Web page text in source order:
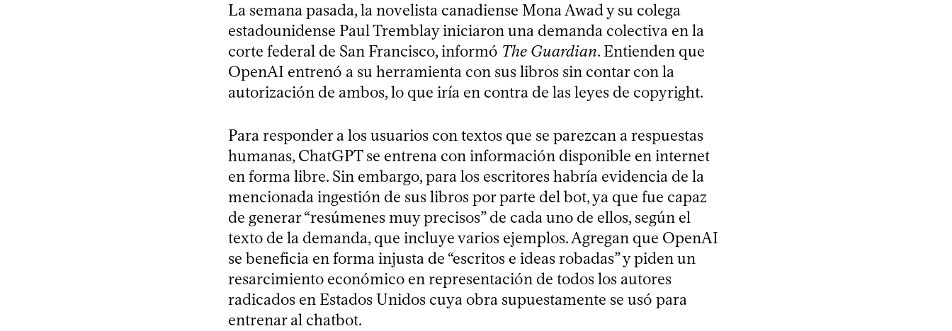
La semana pasada, la novelista canadiense Mona Awad y su colega
estadounidense Paul Tremblay iniciaron una demanda colectiva en la
corte federal de San Francisco, informó The Guardian. Entienden que
OpenAI entrenó a su herramienta con sus libros sin contar con la
autorización de ambos, lo que iría en contra de las leyes de copyright.
Para responder a los usuarios con textos que se parezcan a respuestas
humanas, ChatGPT se entrena con información disponible en internet
en forma libre. Sin embargo, para los escritores habría evidencia de la
mencionada ingestión de sus libros por parte del bot, ya que fue capaz
de generar “resúmenes muy precisos” de cada uno de ellos, según el
texto de la demanda, que incluye varios ejemplos. Agregan que OpenAI
se beneficia en forma injusta de “escritos e ideas robadas” y piden un
resarcimiento económico en representación de todos los autores
radicados en Estados Unidos cuya obra supuestamente se usó para
entrenar al chatbot.